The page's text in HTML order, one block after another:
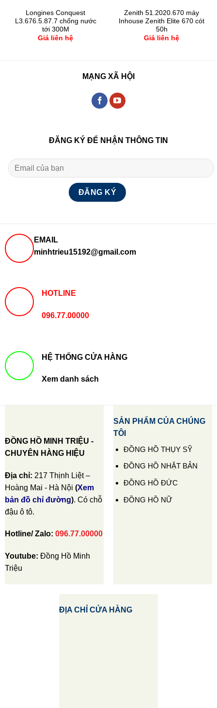
Longines Conquest
L3.676.5.87.7 chống nước
tới 300M
Giá liên hệ
Zenith 51.2020.670 máy
Inhouse Zenith Elite 670 cót
50h
Giá liên hệ
MẠNG XÃ HỘI
ĐĂNG KÝ ĐỂ NHẬN THÔNG TIN
EMAIL
minhtrieu15192@gmail.com
HOTLINE
096.77.00000
HỆ THỐNG CỬA HÀNG
Xem danh sách
ĐỒNG HỒ MINH TRIỆU -
CHUYÊN HÀNG HIỆU
Địa chỉ: 217 Thịnh Liệt –
Hoàng Mai - Hà Nội (Xem
bản đồ chỉ đường). Có chỗ
đậu ô tô.
Hotline/ Zalo: 096.77.00000
Youtube: Đồng Hồ Minh
Triệu
SẢN PHẨM CỦA CHÚNG
TÔI
ĐỒNG HỒ THỤY SỸ
ĐỒNG HỒ NHẬT BẢN
ĐỒNG HỒ ĐỨC
ĐỒNG HỒ NỮ
ĐỊA CHỈ CỬA HÀNG